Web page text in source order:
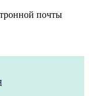
почты